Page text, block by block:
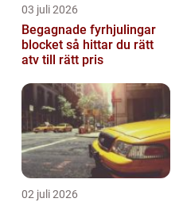
03 juli 2026
Begagnade fyrhjulingar
blocket så hittar du rätt
atv till rätt pris
02 juli 2026